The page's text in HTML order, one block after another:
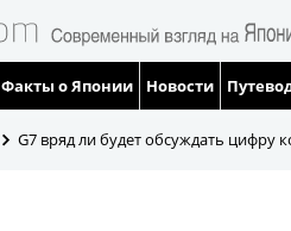
Факты о Японии Новости
G7 вряд ли будет обсуждать цифру